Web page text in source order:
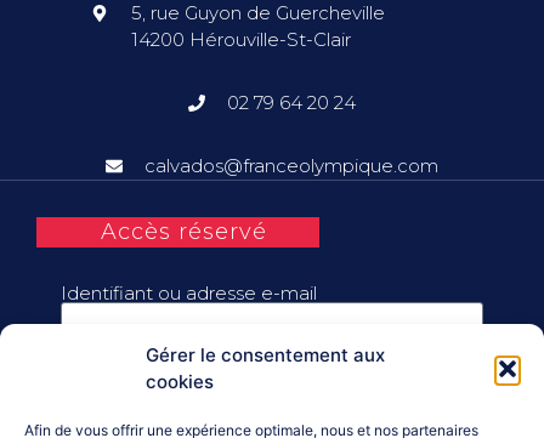
Gérer le consentement aux
cookies
Afin de vous offrir une expérience optimale, nous et nos partenaires
5, rue Guyon de Guercheville
14200 Hérouville-St-Clair
02 79 64 20 24
calvados@franceolympique.com
Accès réservé
Identifiant ou adresse e-mail
Mot de passe